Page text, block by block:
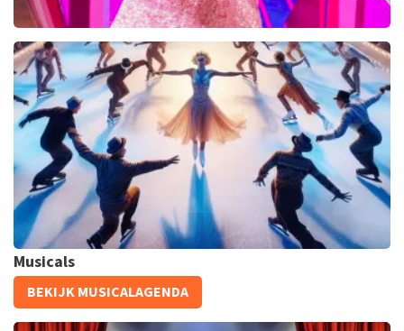
Disney On Ice
553+reviews
KOOP TICKETS
Holiday On Ice
508+reviews
Musicals
BEKIJK MUSICALAGENDA